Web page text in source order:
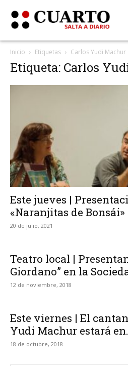
Inicio Etiquetas Carlos Yudi Machur
Etiqueta: Carlos
Este jueves |
«Naranjitas de Bonsái»
20 de julio, 2021
Teatro local |
Giordano” en la
12 de noviembre, 2018
Este viernes | El
Yudi Machur estará
18 de octubre, 2018